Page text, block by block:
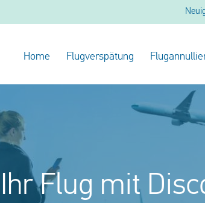
Home Flugverspätung
Flug mit